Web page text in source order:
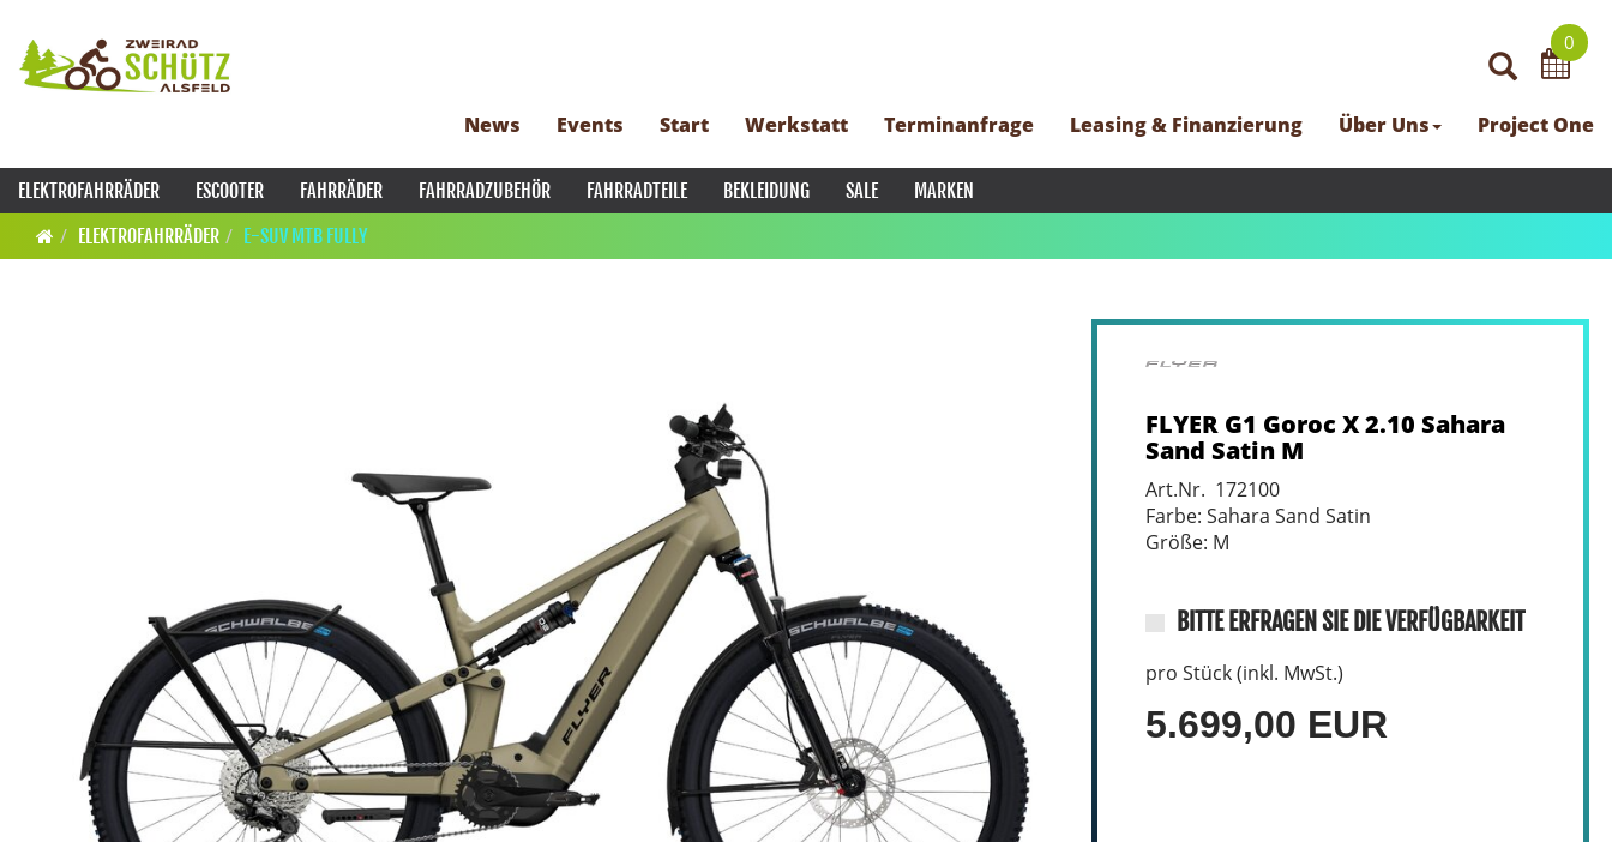
0
News Events Start Werkstatt Terminanfrage Leasing & Finanzierung Über Uns Project One
ELEKTROFAHRRÄDER ESCOOTER FAHRRÄDER FAHRRADZUBEHÖR FAHRRADTEILE BEKLEIDUNG SALE
MARKEN
ELEKTROFAHRRÄDER
E-SUV MTB FULLY
FLYER G1 Goroc X 2.10 Sahara
Sand Satin M
Art.Nr. 172100
Farbe: Sahara Sand Satin
Größe: M
BITTE ERFRAGEN SIE DIE VERFÜGBARKEIT
pro Stück (inkl. MwSt.)
5.699,00 EUR